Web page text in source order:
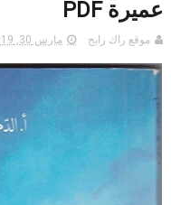
عميرة PDF
موقع راك رابح مارس 30, 2019